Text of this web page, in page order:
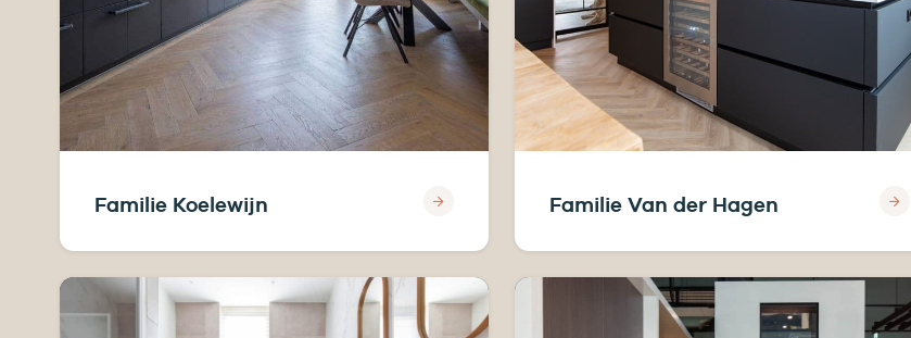
Familie Koelewijn Familie Van der Hagen